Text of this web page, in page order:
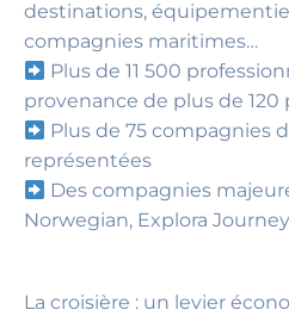
destinations,
compagnies maritimes…
Plus de 11 500
provenance de plus de 120
Plus de 75 compagnies
représentées
Des compagnies
Norwegian, Explora
La croisière : un levier